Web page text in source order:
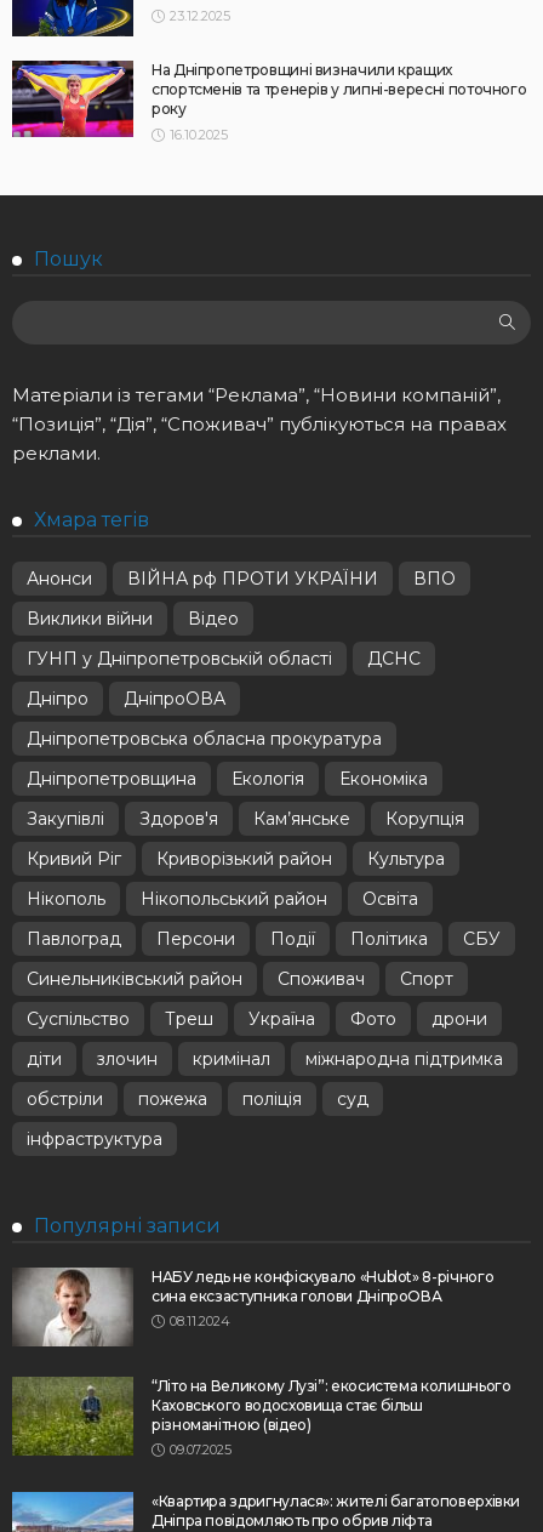
23.12.2025
На Дніпропетровщині визначили кращих
спортсменів та тренерів у липні-вересні поточного
року
16.10.2025
Пошук
Матеріали із тегами “Реклама”, “Новини компаній”,
“Позиція”, “Дія”, “Споживач” публікуються на правах
реклами.
Хмара тегів
Анонси ВІЙНА рф ПРОТИ УКРАЇНИ
ВПО
Виклики війни
Відео
ГУНП у Дніпропетровській області
ДСНС
Дніпро
ДніпроОВА
Дніпропетровська обласна прокуратура
Дніпропетровщина
Екологія
Економіка
Закупівлі
Здоров'я Кам’янське
Корупція
Кривий Ріг
Криворізький район
Культура
Нікополь
Нікопольський район
Освіта
Павлоград
Персони Події Політика
СБУ
Синельниківський район
Споживач
Спорт
Суспільство
Треш Україна Фото
дрони
діти
злочин кримінал
міжнародна підтримка
обстріли
пожежа поліція
суд
інфраструктура
Популярні записи
НАБУ ледь не конфіскувало «Hublot» 8-річного
сина ексзаступника голови ДніпроОВА
08.11.2024
“Літо на Великому Лузі”: екосистема колишнього
Каховського водосховища стає більш
різноманітною (відео)
09.07.2025
«Квартира здригнулася»: жителі багатоповерхівки
Дніпра повідомляють про обрив ліфта